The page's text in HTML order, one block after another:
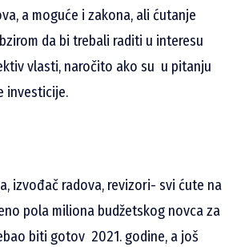
a moguće i zakona, ali ćutanje
da bi trebali raditi u interesu
vlasti, naročito ako su u pitanju
investicije.
izvođač radova, revizori- svi ćute na
pola miliona budžetskog novca za
biti gotov 2021. godine, a još